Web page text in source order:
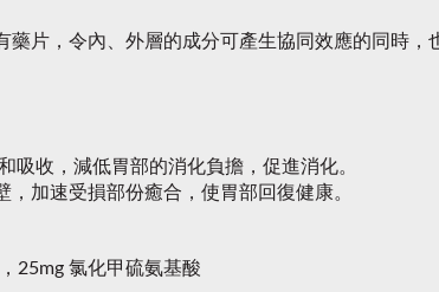
片，令內、外層的成分可產生協同效應的同時，
吸收，減低胃部的消化負擔，促進消化。
加速受損部份癒合，使胃部回復健康。
25mg 氯化甲硫氨基酸